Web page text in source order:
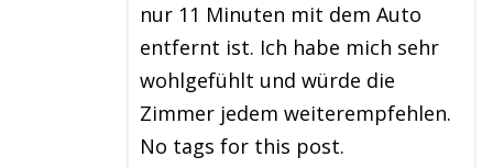
nur 11 Minuten mit dem Auto
entfernt ist. Ich habe mich sehr
wohlgefühlt und würde die
Zimmer jedem weiterempfehlen.
No tags for this post.